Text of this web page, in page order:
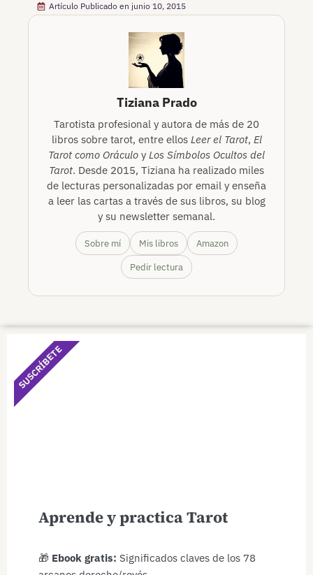
Artículo Publicado en junio 10, 2015
Tiziana Prado
Tarotista profesional y autora de más de 20
libros sobre tarot, entre ellos Leer el Tarot, El
Tarot como Oráculo y Los Símbolos Ocultos del
Tarot. Desde 2015, Tiziana ha realizado miles
de lecturas personalizadas por email y enseña
a leer las cartas a través de sus libros, su blog
y su newsletter semanal.
Sobre mí Mis libros Amazon
Pedir lectura
Aprende y practica Tarot
🎁 Ebook gratis: Significados claves de los 78
SUSCRÍBETE